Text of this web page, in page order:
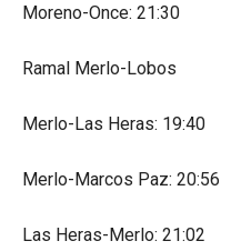
Moreno-Once: 21:30
Ramal Merlo-Lobos
Merlo-Las Heras: 19:40
Merlo-Marcos Paz: 20:56
Las Heras-Merlo: 21:02